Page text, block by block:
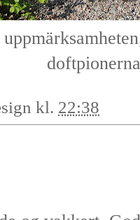
kl. 22:38